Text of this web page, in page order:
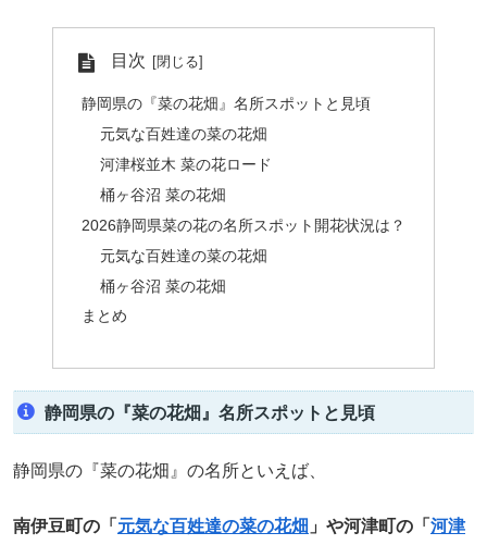
目次
静岡県の『菜の花畑』名所スポットと見頃
元気な百姓達の菜の花畑
河津桜並木 菜の花ロード
桶ヶ谷沼 菜の花畑
2026静岡県菜の花の名所スポット開花状況は？
元気な百姓達の菜の花畑
桶ヶ谷沼 菜の花畑
まとめ
静岡県の『菜の花畑』名所スポットと見頃
静岡県の『菜の花畑』の名所といえば、
南伊豆町の「 元気な百姓達の菜の花畑 」や河津町の「 河津